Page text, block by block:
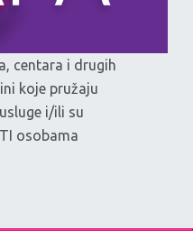
centara i drugih
koje pružaju
i/ili su
osobama